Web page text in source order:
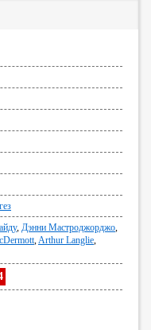
, Дэнни Мастроджорджо,
,Arthur Langlie,